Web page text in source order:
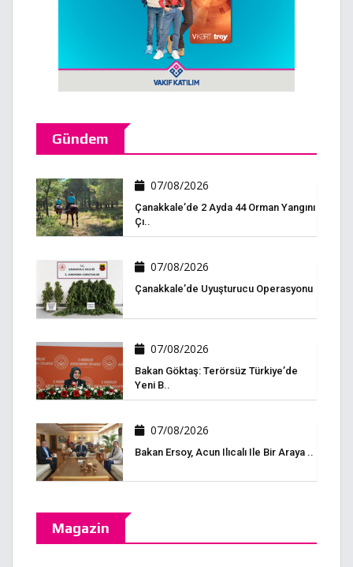
Gündem
07/08/2026
Çanakkale’de 2 Ayda 44 Orman Yangını
Çı..
07/08/2026
Çanakkale’de Uyuşturucu Operasyonu
07/08/2026
Bakan Göktaş: Terörsüz Türkiye’de
Yeni B..
07/08/2026
Bakan Ersoy, Acun Ilıcalı Ile Bir Araya ..
Magazin